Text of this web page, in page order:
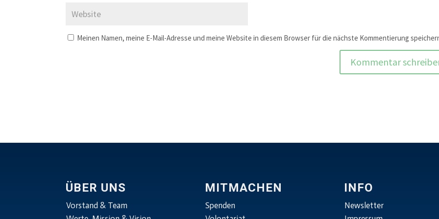
Meinen Namen, meine E-Mail-Adresse und meine Website in diesem Browser für die nächste Kommentierung
ÜBER UNS
Vorstand & Team
MITMACHEN
Spenden
INFO
Newsletter